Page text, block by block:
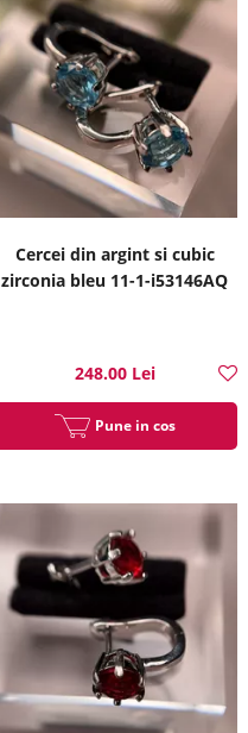
Cercei din argint si cubic
zirconia bleu 11-1-i53146AQ
248.00 Lei
Pune in cos